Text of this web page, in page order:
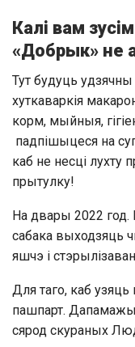
Калі вам
«Добрык» не
Тут будуць удзячны
хуткаваркія
корм, мыйныя,
падпішыцеся на
каб не несці лухту
прытулку!
На двары 2022 год.
сабака выходзяць
яшчэ і
Для таго, каб
пашпарт.
сярод скураных